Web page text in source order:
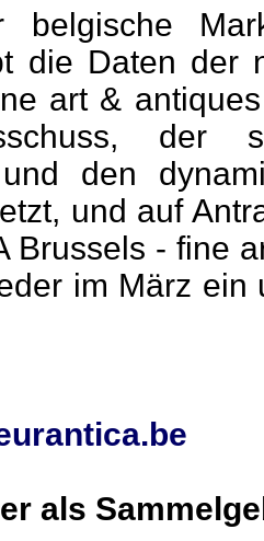
belgische
die Daten der
art &
der
den
und auf
Brussels - fine
im März ein
als